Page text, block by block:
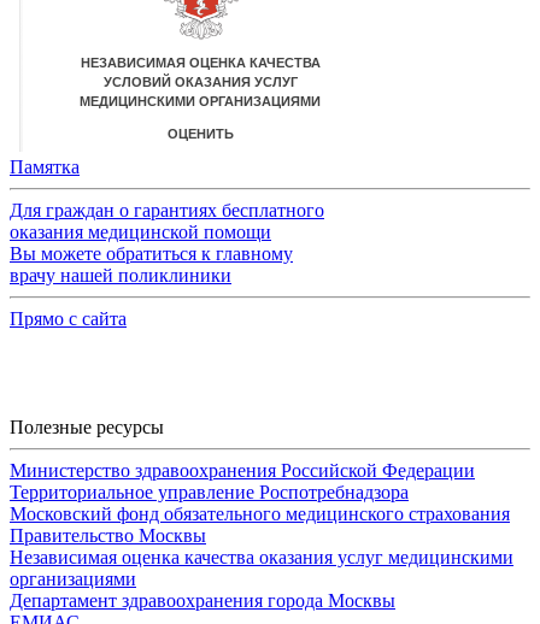
Памятка
Для граждан о гарантиях бесплатного
оказания медицинской помощи
Вы можете обратиться к главному
врачу нашей поликлиники
Прямо с сайта
Полезные ресурсы
Министерство здравоохранения Российской Федерации
Территориальное управление Роспотребнадзора
Московский фонд обязательного медицинского страхования
Правительство Москвы
Независимая оценка качества оказания услуг медицинскими
организациями
Департамент здравоохранения города Москвы